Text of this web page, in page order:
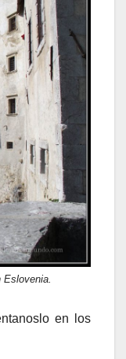
Eslovenia.
en los